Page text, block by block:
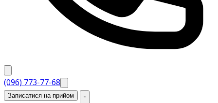
(096) 773-77-68
Записатися на прийом